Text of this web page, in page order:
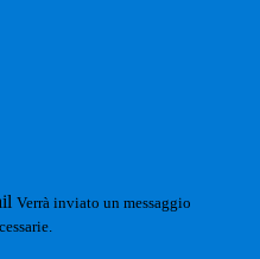
Verrà inviato un messaggio